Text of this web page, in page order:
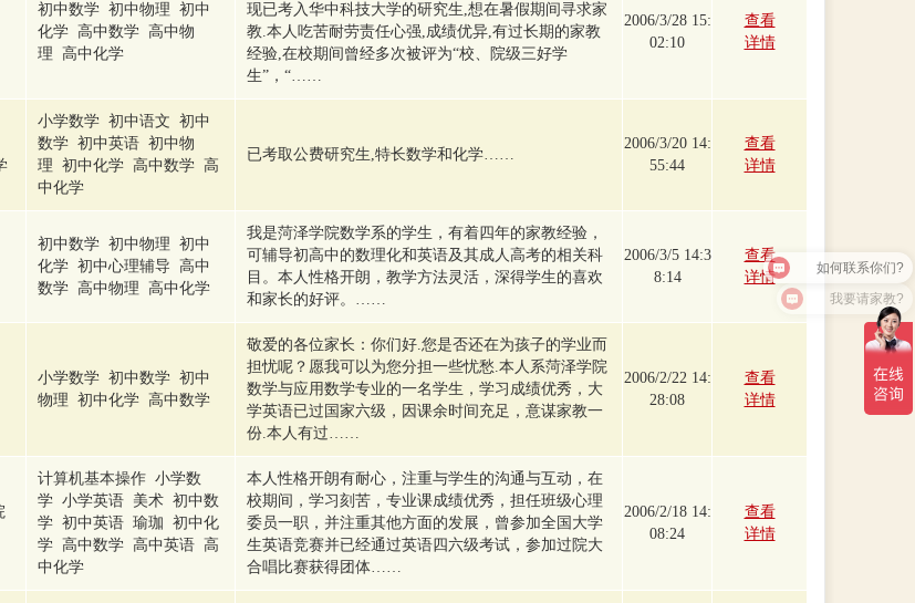
初中数学 初中物理 初中
化学 高中数学 高中物
理 高中化学
现已考入华中科技大学的研究生,想在暑假期间寻求家
教.本人吃苦耐劳责任心强,成绩优异,有过长期的家教
经验,在校期间曾经多次被评为“校、院级三好学
生”，“……
2006/3/28 15:
02:10
查看
详情
小学数学 初中语文 初中
数学 初中英语 初中物
理 初中化学 高中数学 高
中化学
已考取公费研究生,特长数学和化学……
2006/3/20 14:
55:44
查看
详情
初中数学 初中物理 初中
化学 初中心理辅导 高中
数学 高中物理 高中化学
我是菏泽学院数学系的学生，有着四年的家教经验，
可辅导初高中的数理化和英语及其成人高考的相关科
目。本人性格开朗，教学方法灵活，深得学生的喜欢
和家长的好评。……
2006/3/5 14:3
8:14
查看
详情
小学数学 初中数学 初中
物理 初中化学 高中数学
敬爱的各位家长：你们好.您是否还在为孩子的学业而
担忧呢？愿我可以为您分担一些忧愁.本人系菏泽学院
数学与应用数学专业的一名学生，学习成绩优秀，大
学英语已过国家六级，因课余时间充足，意谋家教一
份.本人有过……
2006/2/22 14:
28:08
查看
详情
计算机基本操作 小学数
学 小学英语 美术 初中数
学 初中英语 瑜珈 初中化
学 高中数学 高中英语 高
中化学
本人性格开朗有耐心，注重与学生的沟通与互动，在
校期间，学习刻苦，专业课成绩优秀，担任班级心理
委员一职，并注重其他方面的发展，曾参加全国大学
生英语竞赛并已经通过英语四六级考试，参加过院大
合唱比赛获得团体……
2006/2/18 14:
08:24
查看
详情
我要请家教?